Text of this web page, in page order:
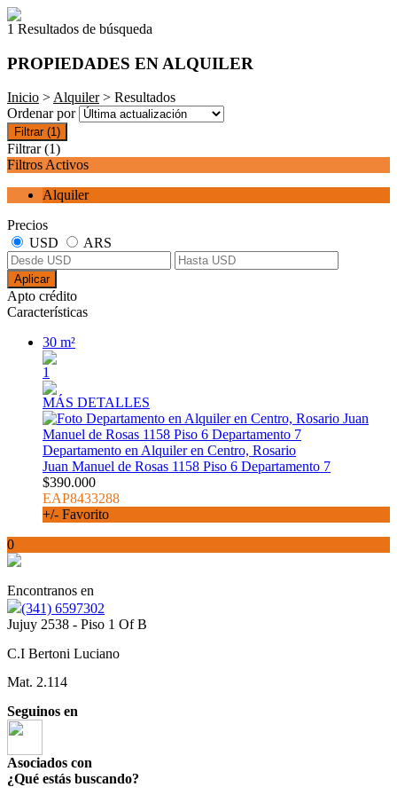
1 Resultados de búsqueda
PROPIEDADES EN ALQUILER
Inicio >Alquiler> Resultados
Ordenar por
Filtrar (1)
Filtrar (1)
Filtros Activos
Alquiler
Precios
USD
ARS
Aplicar
Apto crédito
Características
30 m²
1
MÁS DETALLES
Departamento en Alquiler en Centro, Rosario
Juan Manuel de Rosas 1158 Piso 6 Departamento 7
$390.000
EAP8433288
+/- Favorito
0
Encontranos en
(341) 6597302
Jujuy 2538 - Piso 1 Of B
C.I Bertoni Luciano
Mat. 2.114
Seguinos en
Asociados con
¿Qué estás buscando?